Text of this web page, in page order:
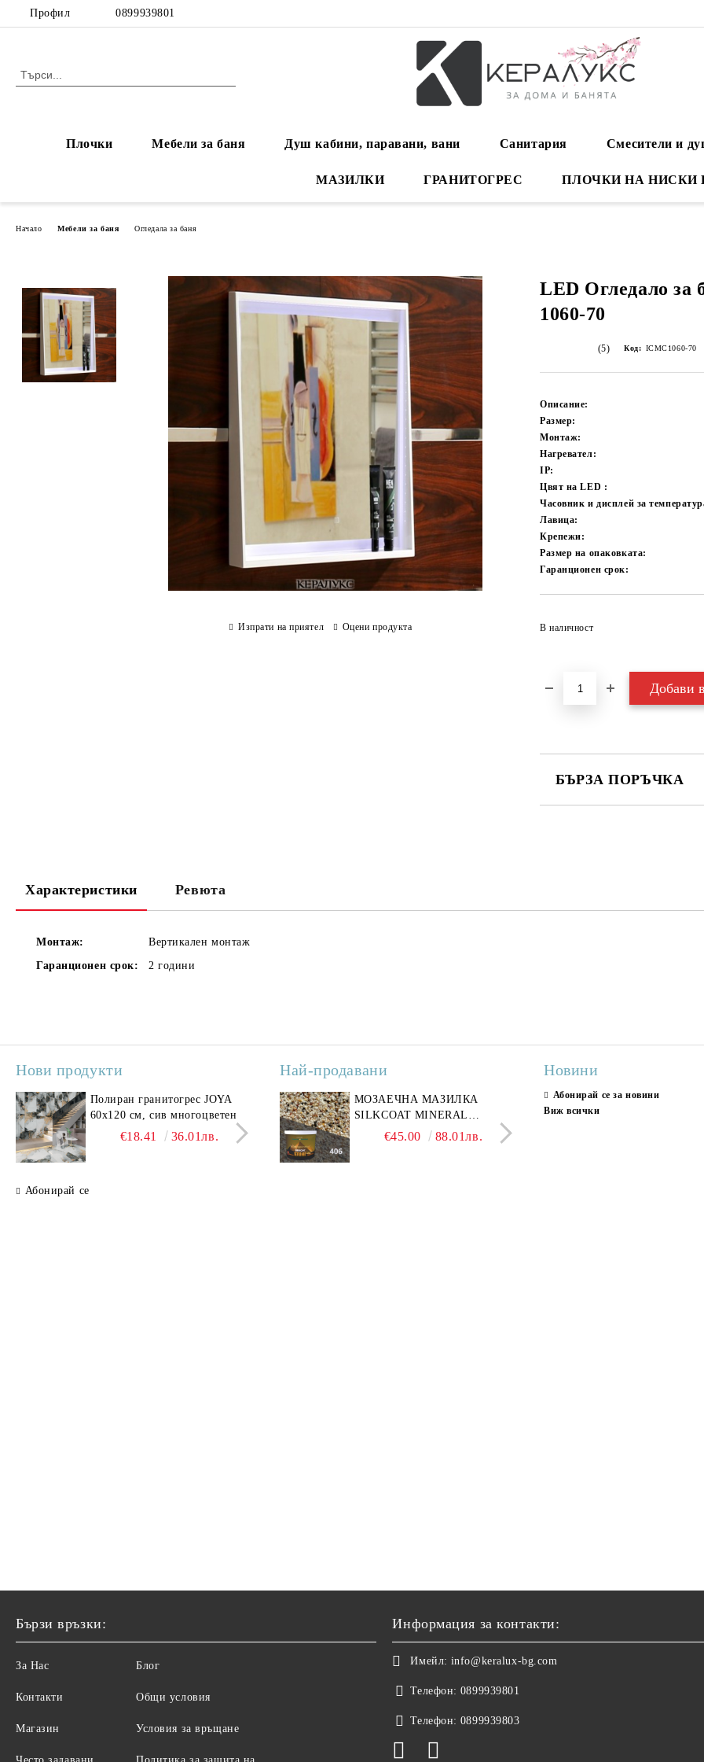
Профил 0899939801
Плочки Мебели за баня Душ кабини, паравани, вани Санитария Смесители и
МАЗИЛКИ ГРАНИТОГРЕС ПЛОЧКИ НА НИСКИ
Начало Мебели за баня Огледала за баня
LED Огледало за
1060-70
(5) Код: ICMC1060-70
Описание:
Размер:
Монтаж:
Нагревател:
IP:
Цвят на LED :
Часовник и дисплей за
Лавица:
Крепежи:
Размер на опаковката:
Гаранционен срок:
В наличност
БЪРЗА ПОРЪЧКА
Изпрати на приятел Оцени продукта
Характеристики Ревюта
Монтаж:
Вертикален монтаж
Гаранционен срок:
2 години
Нови продукти
Полиран гранитогрес JOYA
60x120 см, сив многоцветен
€18.41 36.01лв.
Полиран гранитогрес
SAVONA GREY 60x120 см,
светло сив мрамор
€22.50 44.01лв.
Гранитогрес LESY GREY
GOLD 60х120см, тип
Абонирай се
Най-продавани
МОЗАЕЧНА МАЗИЛКА
SILKCOAT MINERAL
PLASTER STONE, СИТЕН
€45.00 88.01лв.
СТЕННИ ПЛОЧКИ
30X90CM, ГЛАНЦ
Новини
Абонирай се за новини
Виж всички
Бързи връзки:
За Нас
Контакти
Магазин
Блог
Общи условия
Условия за връщане
Информация за контакти:
Имейл: info@keralux-bg.com
Телефон: 0899939801
Телефон: 0899939803